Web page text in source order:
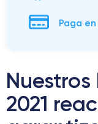
Paga
Nuestros
2021